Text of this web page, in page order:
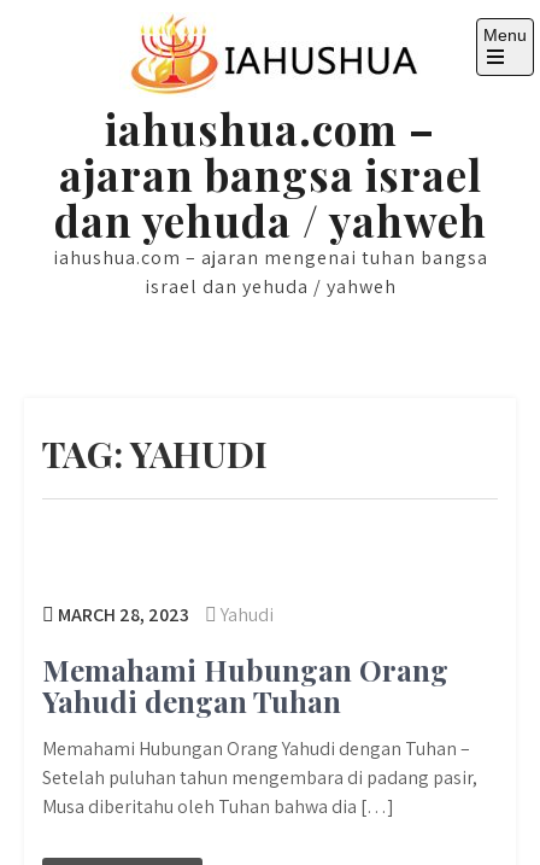
iahushua.com –
ajaran bangsa israel
dan yehuda / yahweh
iahushua.com – ajaran mengenai tuhan bangsa
israel dan yehuda / yahweh
Menu
Open
TAG:YAHUDI
MARCH 28, 2023 Yahudi
Memahami Hubungan Orang
Yahudi dengan Tuhan
Memahami Hubungan Orang Yahudi dengan Tuhan –
Setelah puluhan tahun mengembara di padang pasir,
Musa diberitahu oleh Tuhan bahwa dia […]